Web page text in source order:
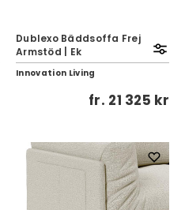
Dublexo Bäddsoffa Frej
Armstöd | Ek
Innovation Living
fr. 21 325 kr